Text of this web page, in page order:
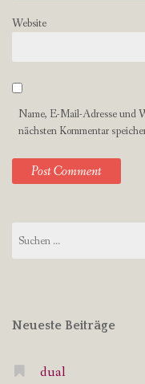
Website
Name, E-Mail-Adresse und
nächsten Kommentar
nach:
Neueste Beiträge
dual